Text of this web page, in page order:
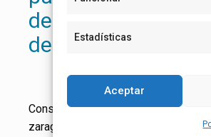
Estadísticas
Aceptar
de Ebro – Fuentes
de Ebro
Constituidos en este tramo
zaragozano los foros de co-